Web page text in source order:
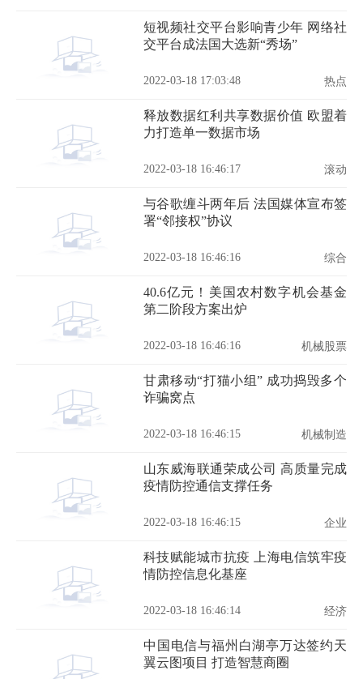
短视频社交平台影响青少年 网络社
交平台成法国大选新“秀场”
2022-03-18 17:03:48 热点
释放数据红利共享数据价值 欧盟着
力打造单一数据市场
2022-03-18 16:46:17 滚动
与谷歌缠斗两年后 法国媒体宣布签
署“邻接权”协议
2022-03-18 16:46:16 综合
40.6亿元！美国农村数字机会基金
第二阶段方案出炉
2022-03-18 16:46:16 机械股票
甘肃移动“打猫小组” 成功捣毁多个
诈骗窝点
2022-03-18 16:46:15 机械制造
山东威海联通荣成公司 高质量完成
疫情防控通信支撑任务
2022-03-18 16:46:15 企业
科技赋能城市抗疫 上海电信筑牢疫
情防控信息化基座
2022-03-18 16:46:14 经济
中国电信与福州白湖亭万达签约天
翼云图项目 打造智慧商圈